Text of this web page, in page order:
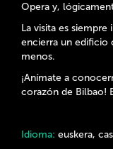
Opera y,
La visita es
encierra un edificio
menos.
¡Anímate a
corazón de Bilbao!
Idioma: euskera,